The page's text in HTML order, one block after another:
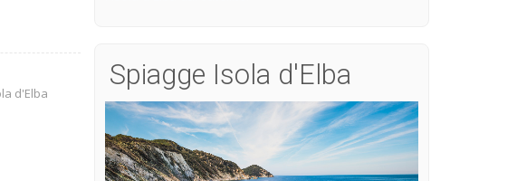
d'Elba
Spiagge Isola d'Elba